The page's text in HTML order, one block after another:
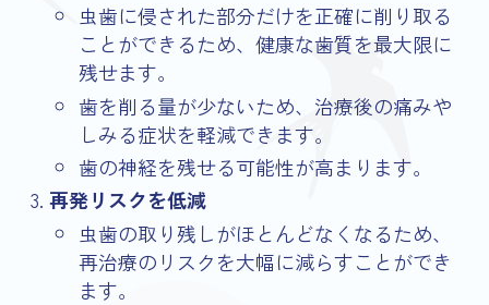
虫歯に侵された部分だけを正確に削り取る
ことができるため、健康な歯質を最大限に
残せます。
歯を削る量が少ないため、治療後の痛みや
しみる症状を軽減できます。
歯の神経を残せる可能性が高まります。
再発リスクを低減
虫歯の取り残しがほとんどなくなるため、
再治療のリスクを大幅に減らすことができ
ます。